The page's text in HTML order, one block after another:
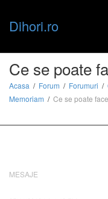
Dihori.ro
Ce se poate
Acasa Forum Forumuri
Memoriam
Ce se poate
MESAJE